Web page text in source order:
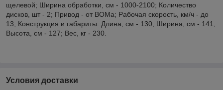
щелевой; Ширина обработки, см - 1000-2100; Количество
дисков, шт - 2; Привод - от ВОМа; Рабочая скорость, км/ч - до
13; Конструкция и габариты: Длина, см - 130; Ширина, см - 141;
Высота, см - 127; Вес, кг - 230.
Условия доставки